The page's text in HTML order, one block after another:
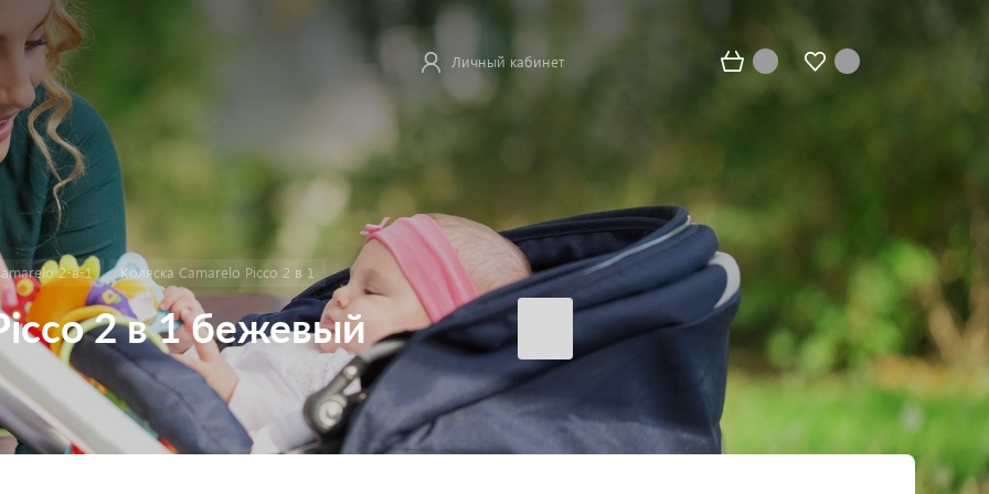
Личный кабинет
2-в-1 Коляска Camarelo Picco 2 в 1
2 в 1 бежевый